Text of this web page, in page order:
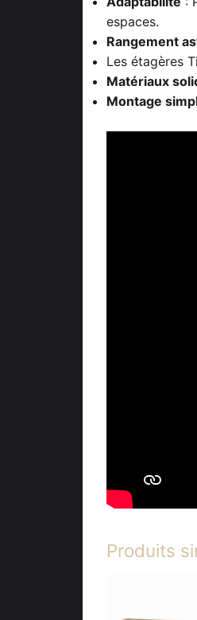
espaces.
Rangement
Les étagères
Matériaux
Montage
Produits